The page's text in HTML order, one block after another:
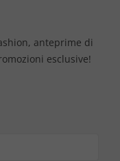
anteprime di
esclusive!